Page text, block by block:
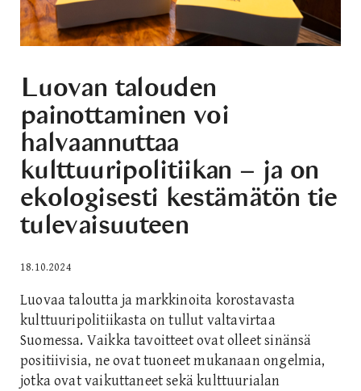
Luovan talouden
painottaminen voi
halvaannuttaa
kulttuuripolitiikan – ja on
ekologisesti kestämätön tie
tulevaisuuteen
18.10.2024
Luovaa taloutta ja markkinoita korostavasta
kulttuuripolitiikasta on tullut valtavirtaa
Suomessa. Vaikka tavoitteet ovat olleet sinänsä
positiivisia, ne ovat tuoneet mukanaan ongelmia,
jotka ovat vaikuttaneet sekä kulttuurialan